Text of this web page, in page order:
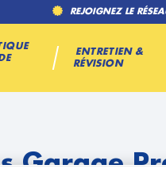
REJOIGNEZ LE
ENTRETIEN &
RÉVISION
Garage